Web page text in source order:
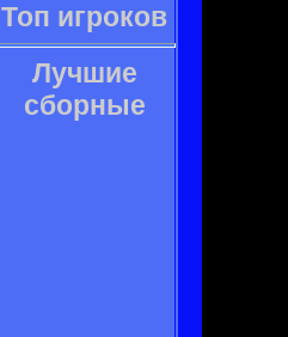
Топ игроков
Лучшие
сборные